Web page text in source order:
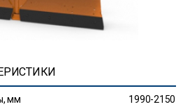
мм 1990-2150